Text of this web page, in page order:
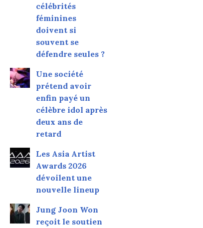
célébrités
féminines
doivent si
souvent se
défendre seules ?
Une société
prétend avoir
enfin payé un
célèbre idol après
deux ans de
retard
Les Asia Artist
Awards 2026
dévoilent une
nouvelle lineup
Jung Joon Won
reçoit le soutien